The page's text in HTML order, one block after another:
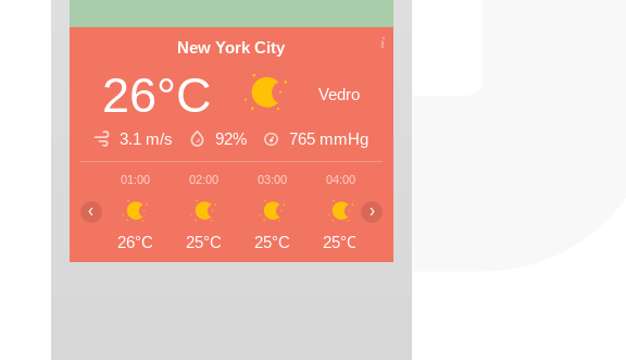
New York City
26°C Vedro
3.1 m/s 92% 765 mmHg
01:00
26°C
02:00
25°C
03:00
25°C
04:00
25°C
‹ ›